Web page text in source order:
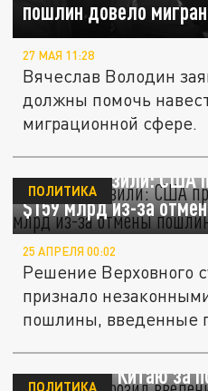
пошлин довело
27 МАЯ 11:28
Вячеслав Володин
должны помочь
миграционной сфере.
Трампа унизили: США
$159 млрд из-за
ПОЛИТИКА
25 АПРЕЛЯ 00:02
Решение Верховного
признало
пошлины, введенные
Трамп пригрозил
пошлинами Китаю за
ПОЛИТИКА